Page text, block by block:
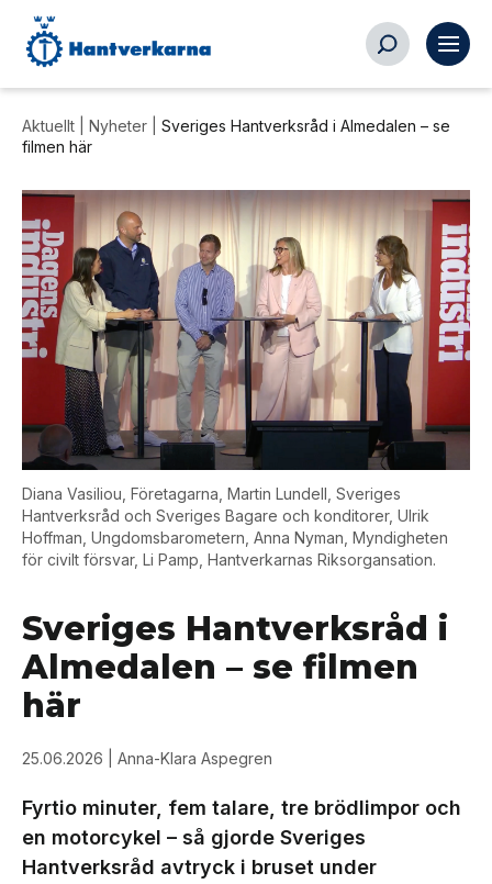
Aktuellt | Nyheter
Sveriges Hantverksråd i Almedalen – se
filmen här
Diana Vasiliou, Företagarna, Martin Lundell, Sveriges
Hantverksråd och Sveriges Bagare och konditorer, Ulrik
Hoffman, Ungdomsbarometern, Anna Nyman, Myndigheten
för civilt försvar, Li Pamp, Hantverkarnas Riksorgansation.
Sveriges Hantverksråd i
Almedalen – se filmen
här
25.06.2026 | Anna-Klara Aspegren
Fyrtio minuter, fem talare, tre brödlimpor och
en motorcykel – så gjorde Sveriges
Hantverksråd avtryck i bruset under